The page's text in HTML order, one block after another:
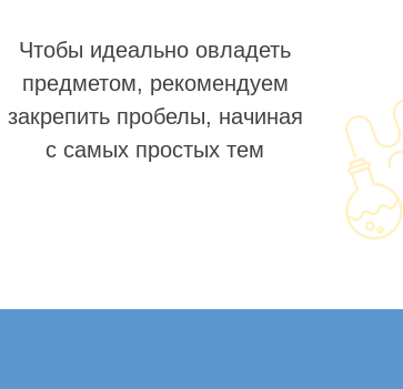
Чтобы идеально овладеть
предметом, рекомендуем
закрепить пробелы, начиная
с самых простых тем